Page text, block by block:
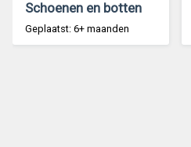
Schoenen en botten
Geplaatst: 6+ maanden